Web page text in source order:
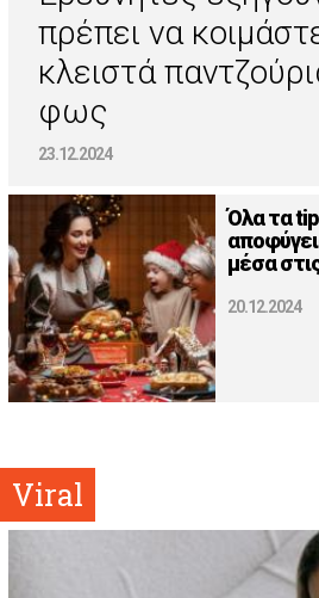
πρέπει να
κλειστά
φως
23.12.2024
Όλα τα
μέσα
20.12.2024
Viral